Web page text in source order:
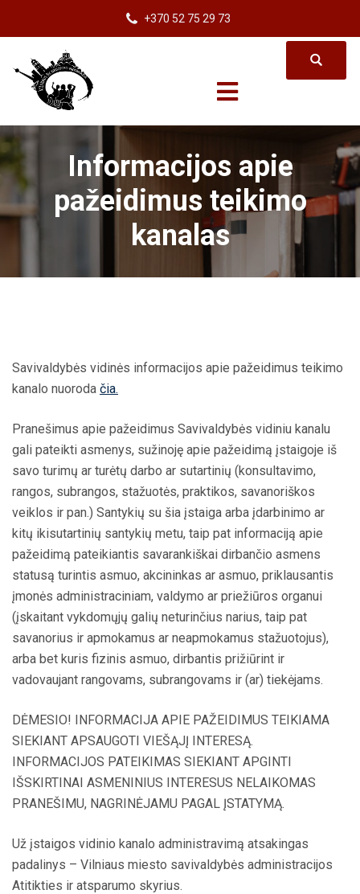
+370 52 75 29 73
Informacijos apie
pažeidimus teikimo
kanalas
Savivaldybės vidinės informacijos apie pažeidimus teikimo
kanalo nuoroda čia.
Pranešimus apie pažeidimus Savivaldybės vidiniu kanalu
gali pateikti asmenys, sužinoję apie pažeidimą įstaigoje iš
savo turimų ar turėtų darbo ar sutartinių (konsultavimo,
rangos, subrangos, stažuotės, praktikos, savanoriškos
veiklos ir pan.) Santykių su šia įstaiga arba įdarbinimo ar
kitų ikisutartinių santykių metu, taip pat informaciją apie
pažeidimą pateikiantis savarankiškai dirbančio asmens
statusą turintis asmuo, akcininkas ar asmuo, priklausantis
įmonės administraciniam, valdymo ar priežiūros organui
(įskaitant vykdomųjų galių neturinčius narius, taip pat
savanorius ir apmokamus ar neapmokamus stažuotojus),
arba bet kuris fizinis asmuo, dirbantis prižiūrint ir
vadovaujant rangovams, subrangovams ir (ar) tiekėjams.
DĖMESIO! INFORMACIJA APIE PAŽEIDIMUS TEIKIAMA
SIEKIANT APSAUGOTI VIEŠĄJĮ INTERESĄ.
INFORMACIJOS PATEIKIMAS SIEKIANT APGINTI
IŠSKIRTINAI ASMENINIUS INTERESUS NELAIKOMAS
PRANEŠIMU, NAGRINĖJAMU PAGAL ĮSTATYMĄ.
Už įstaigos vidinio kanalo administravimą atsakingas
padalinys – Vilniaus miesto savivaldybės administracijos
Atitikties ir atsparumo skyrius.